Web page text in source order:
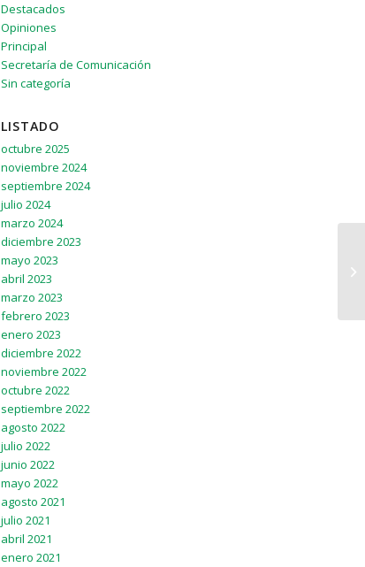
Destacados
Opiniones
Principal
Secretaría de Comunicación
Sin categoría
LISTADO
octubre 2025
noviembre 2024
septiembre 2024
julio 2024
marzo 2024
diciembre 2023
mayo 2023
abril 2023
marzo 2023
febrero 2023
enero 2023
diciembre 2022
noviembre 2022
octubre 2022
septiembre 2022
agosto 2022
julio 2022
junio 2022
mayo 2022
agosto 2021
julio 2021
abril 2021
enero 2021